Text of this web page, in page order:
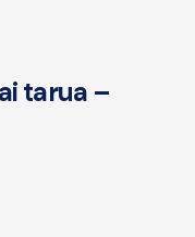
tarua –